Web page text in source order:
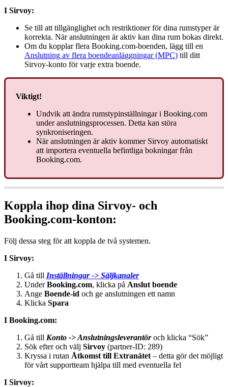
I Sirvoy:
Se till att tillgänglighet och restriktioner för dina rumstyper är
korrekta. När anslutningen är aktiv kan dina rum bokas direkt.
Om du kopplar flera Booking.com-boenden, lägg till en
Anslutning av flera boendeanläggningar (MPC) till ditt
Sirvoy-konto för varje extra boende.
Viktigt!
Undvik att ändra rumstypinställningar i Booking.com
under anslutningsprocessen. Detta kan störa
synkroniseringen.
När anslutningen är aktiv kommer Sirvoy automatiskt
att importera eventuella befintliga bokningar från
Booking.com.
Koppla ihop dina Sirvoy- och
Booking.com-konton:
Följ dessa steg för att koppla de två systemen.
I Sirvoy:
Gå till Inställningar -> Säljkanaler
Under Booking.com, klicka på Anslut boende
Ange Boende-id och ge anslutningen ett namn
Klicka Spara
I Booking.com:
Gå till Konto ->Anslutningsleverantör och klicka “Sök”
Sök efter och välj Sirvoy (partner-ID: 289)
Kryssa i rutan Åtkomst till Extranätet – detta gör det möjligt
för vårt supportteam hjälpa till med eventuella fel
I Sirvoy: